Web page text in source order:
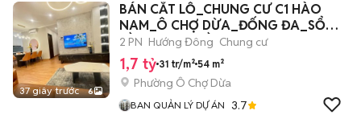
37 giây trước 6
BÁN CẮT LỖ_CHUNG CƯ C1 HÀO
NAM_Ô CHỢ DỪA_ĐỐNG ĐA_SỔ
HỒNG_FULL ĐỒ
2 PN Hướng Đông Chung cư
1,7 tỷ 31 tr/m² 54 m²
Phường Ô Chợ Dừa
BAN QUẢN LÝ DỰ ÁN 3.7